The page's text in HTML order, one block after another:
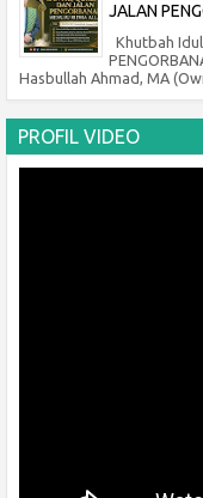
JALAN
Khutbah Idul
Hasbullah Ahmad, MA
PROFIL VIDEO